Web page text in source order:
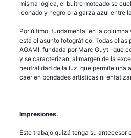
misma lógica, el buitre moteado se
leonado y negro o la garza azul entre
Por último, fundamental en la
está el asunto fotográfico. Todas ellas
AGAMI, fundada por Marc Guyt -que
y se caracterizan, al margen de la
neutralidad de la luz, que permite una
caer en bondades artísticas ni
Impresiones.
Este trabajo quizá tenga su antecesor